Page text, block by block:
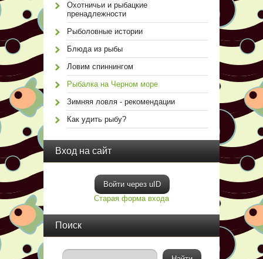
Охотничьи и рыбацкие
пренадлежности
Рыболовные истории
Блюда из рыбы
Ловим спиннингом
Рыбалка на Черном море
Зимняя ловля - рекомендации
Как удить рыбу?
Вход на сайт
Войти через uID
Старая форма входа
Поиск